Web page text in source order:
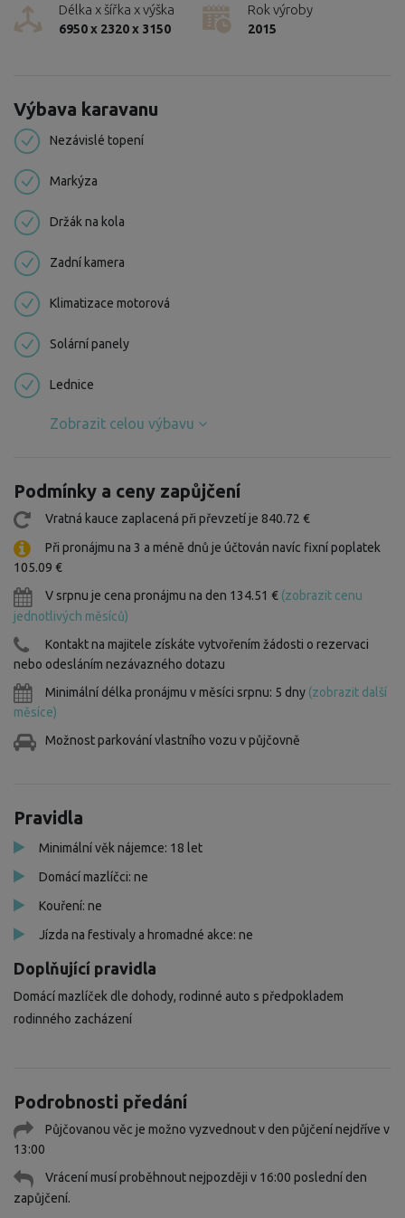
Délka x šířka x výška
6950 x 2320 x 3150
Rok výroby
2015
Výbava karavanu
Nezávislé topení
Markýza
Držák na kola
Zadní kamera
Klimatizace motorová
Solární panely
Lednice
Zobrazit celou výbavu
Podmínky a ceny zapůjčení
Vratná kauce zaplacená při převzetí je 840.72 €
Při pronájmu na 3 a méně dnů je účtován navíc fixní poplatek
105.09 €
V srpnu je cena pronájmu na den 134.51 € (zobrazit cenu
jednotlivých měsíců)
Kontakt na majitele získáte vytvořením žádosti o rezervaci
nebo odesláním nezávazného dotazu
Minimální délka pronájmu v měsíci srpnu: 5 dny (zobrazit další
měsíce)
Možnost parkování vlastního vozu v půjčovně
Pravidla
Minimální věk nájemce: 18 let
Domácí mazlíčci: ne
Kouření: ne
Jízda na festivaly a hromadné akce: ne
Doplňující pravidla
Domácí mazlíček dle dohody, rodinné auto s předpokladem
rodinného zacházení
Podrobnosti předání
Půjčovanou věc je možno vyzvednout v den půjčení nejdříve v
13:00
Vrácení musí proběhnout nejpozději v 16:00 poslední den
zapůjčení.